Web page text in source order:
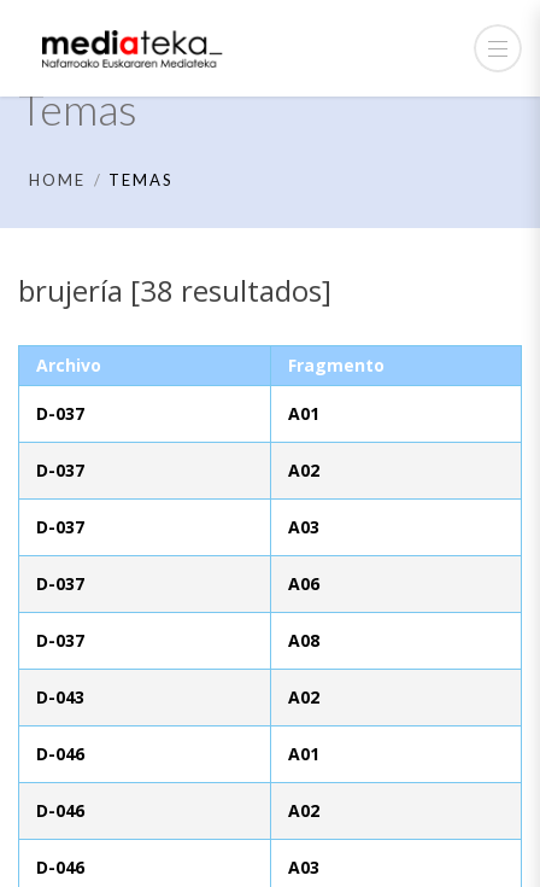
Temas
HOME TEMAS
brujería [38 resultados]
Archivo Fragmento
D-037 A01
D-037 A02
D-037 A03
D-037 A06
D-037 A08
D-043 A02
D-046 A01
D-046 A02
D-046 A03